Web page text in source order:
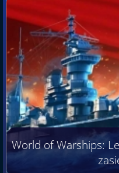
World of Warships: